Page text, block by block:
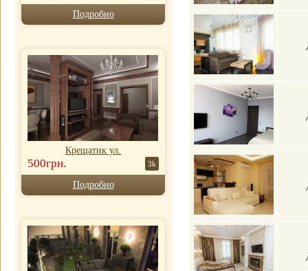
Подробно
Крещатик ул.
500грн. 3k
Подробно